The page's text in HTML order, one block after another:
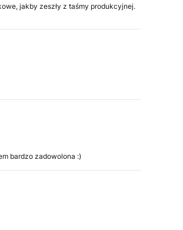
jakby zeszły z taśmy produkcyjnej.
bardzo zadowolona :)